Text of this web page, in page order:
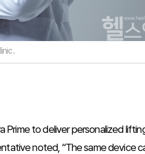
Prime to deliver personalized
noted, “The same device